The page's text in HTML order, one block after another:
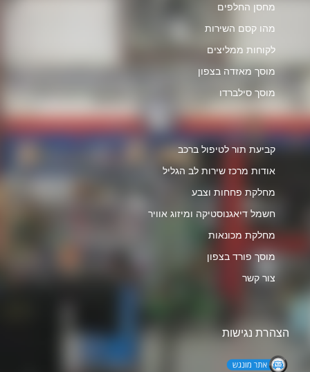
מחסן החלפים
מהו קסם השירות
לקוחות ממליצים
מוסך מאזדה בצפון
מוסך סילברדו
קביעת תור לטיפול ברכב
אודות מרכז שירות לב הגליל
מחלקת פחחות וצבע
חשמל דיאגנוסטיקה ומיזוג אוויר
מחלקת מכונאות
מוסך פורד בצפון
צור קשר
הצהרת נגישות